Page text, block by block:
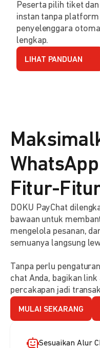
Peserta pilih tiket
instan tanpa
penyelenggara
lengkap.
LIHAT PANDUAN
Fitur-
DOKU PayChat
bawaan untuk
mengelola pesanan,
semuanya langsung
Tanpa perlu
chat Anda, bagikan
percakapan jadi
MULAI SEKARANG
Sesuaikan Alur